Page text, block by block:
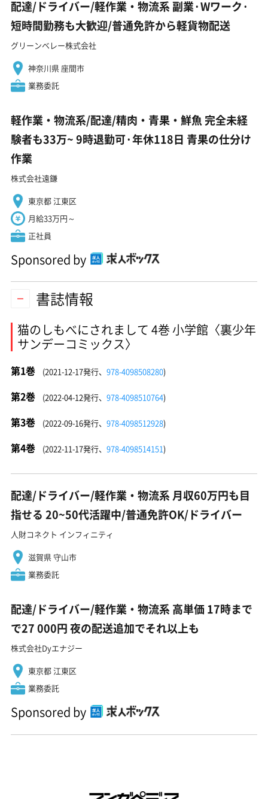
配達/ドライバー/軽作業・物流系 副業·Wワーク·
短時間勤務も大歓迎/普通免許から軽貨物配送
グリーンベレー株式会社
神奈川県 座間市
業務委託
軽作業・物流系/配達/精肉・青果・鮮魚 完全未経
験者も33万~ 9時退勤可·年休118日 青果の仕分け
作業
株式会社遠鎌
東京都 江東区
月給33万円～
正社員
Sponsored by
書誌情報
猫のしもべにされまして 4巻 小学館〈裏少年
サンデーコミックス〉
第1巻 (2021-12-17発行、 978-4098508280)
第2巻 (2022-04-12発行、 978-4098510764)
第3巻 (2022-09-16発行、 978-4098512928)
第4巻 (2022-11-17発行、 978-4098514151)
配達/ドライバー/軽作業・物流系 月収60万円も目
指せる 20~50代活躍中/普通免許OK/ドライバー
人財コネクト インフィニティ
滋賀県 守山市
業務委託
配達/ドライバー/軽作業・物流系 高単価 17時まで
で27 000円 夜の配送追加でそれ以上も
株式会社Dyエナジー
東京都 江東区
業務委託
Sponsored by